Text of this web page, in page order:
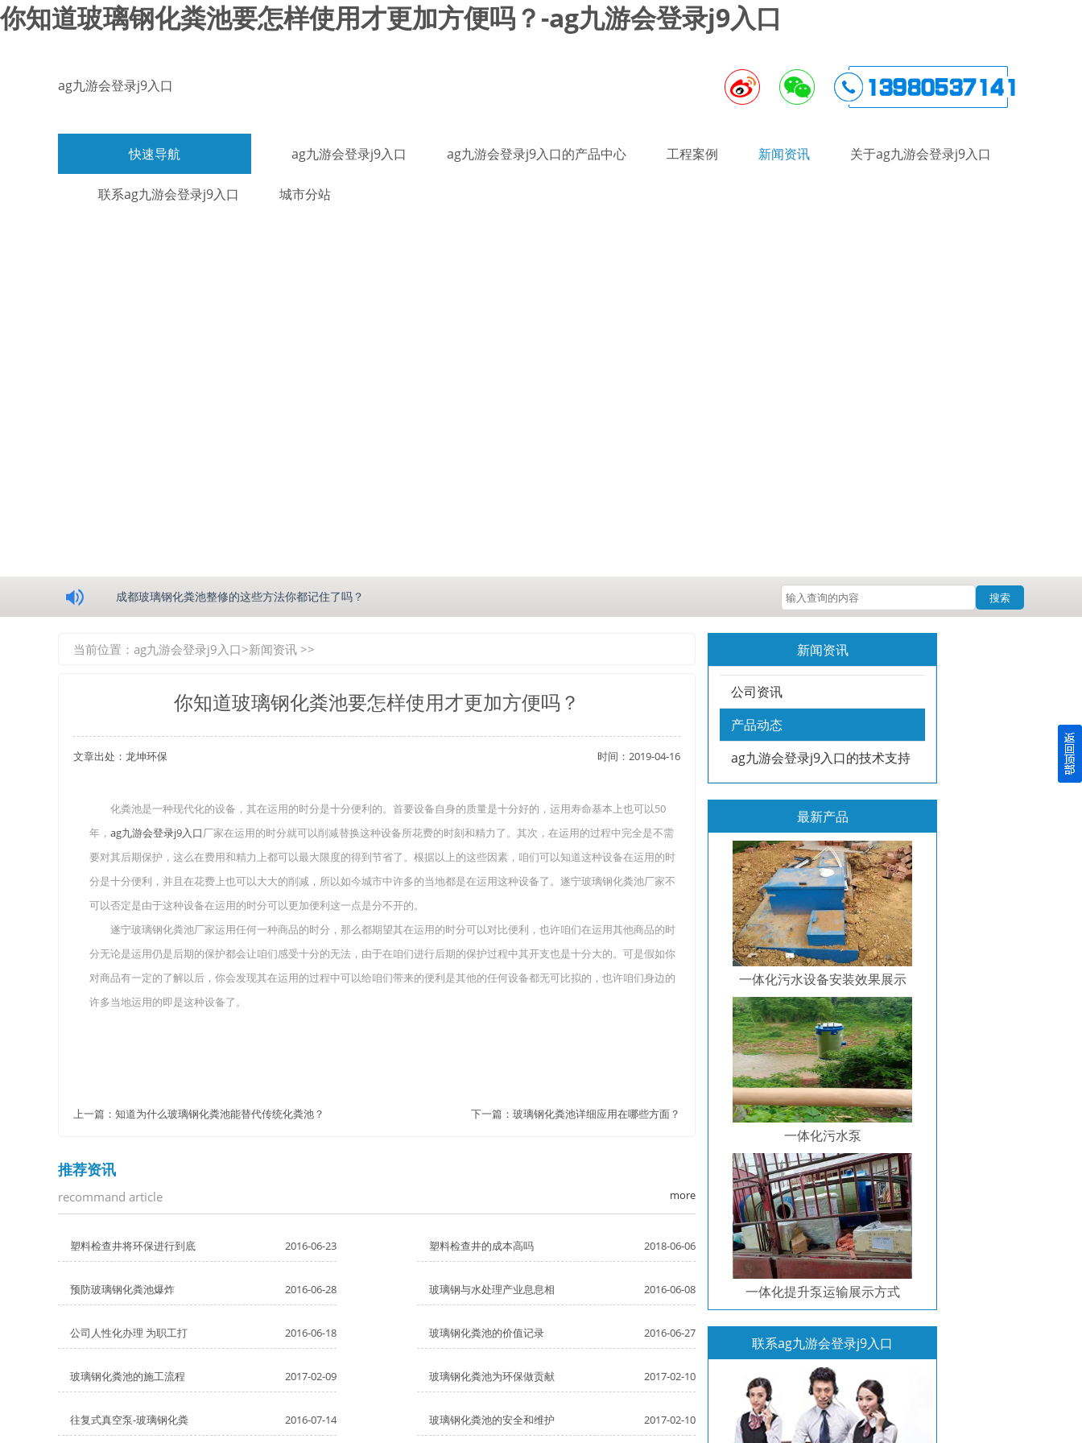
你知道玻璃钢化粪池要怎样使用才更加方便吗？-ag九游会登录j9入口
ag九游会登录j9入口
快速导航 ag九游会登录j9入口 ag九游会登录j9入口的产品中心 工程案例 新闻资讯 关于ag九游会登录j9入口
联系ag九游会登录j9入口 城市分站
成都玻璃钢化粪池整修的这些方法你都记住了吗？
四川玻璃钢化粪池逐渐取代传统玻璃钢化粪池的这几点原因你都记住了吗？
关于重庆玻璃钢化粪池的这些基础知识你都记住了吗？
在安装绵阳玻璃钢化粪池时可能遇到这些难题
使用成都玻璃钢化粪池的七大好处你都记住了吗？
搜索
当前位置： ag九游会登录j9入口>新闻资讯 >>
你知道玻璃钢化粪池要怎样使用才更加方便吗？
文章出处：龙坤环保 时间：2019-04-16
化粪池是一种现代化的设备，其在运用的时分是十分便利的。首要设备自身的质量是十分好的，运用寿命基本上也可以50
年， ag九游会登录j9入口厂家在运用的时分就可以削减替换这种设备所花费的时刻和精力了。其次，在运用的过程中完全是不需
要对其后期保护，这么在费用和精力上都可以最大限度的得到节省了。根据以上的这些因素，咱们可以知道这种设备在运用的时
分是十分便利，并且在花费上也可以大大的削减，所以如今城市中许多的当地都是在运用这种设备了。遂宁玻璃钢化粪池厂家不
可以否定是由于这种设备在运用的时分可以更加便利这一点是分不开的。
遂宁玻璃钢化粪池厂家运用任何一种商品的时分，那么都期望其在运用的时分可以对比便利，也许咱们在运用其他商品的时
分无论是运用仍是后期的保护都会让咱们感受十分的无法，由于在咱们进行后期的保护过程中其开支也是十分大的。可是假如你
对商品有一定的了解以后，你会发现其在运用的过程中可以给咱们带来的便利是其他的任何设备都无可比拟的，也许咱们身边的
许多当地运用的即是这种设备了。
上一篇： 知道为什么玻璃钢化粪池能替代传统化粪池？ 下一篇： 玻璃钢化粪池详细应用在哪些方面？
推荐资讯
recommand article more
塑料检查井将环保进行到底 2016-06-23 塑料检查井的成本高吗 2018-06-06
预防玻璃钢化粪池爆炸 2016-06-28 玻璃钢与水处理产业息息相 2016-06-08
公司人性化办理 为职工打 2016-06-18 玻璃钢化粪池的价值记录 2016-06-27
玻璃钢化粪池的施工流程 2017-02-09 玻璃钢化粪池为环保做贡献 2017-02-10
往复式真空泵-玻璃钢化粪 2016-07-14 玻璃钢化粪池的安全和维护 2017-02-10
新闻资讯
公司资讯
产品动态
ag九游会登录j9入口的技术支持
最新产品
一体化污水设备安装效果展示
一体化污水泵
一体化提升泵运输展示方式
联系ag九游会登录j9入口